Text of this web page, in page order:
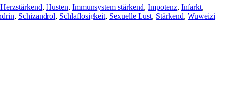
Herzstärkend, Husten, Immunsystem stärkend, Impotenz, Infarkt,
, Schizandrol, Schlaflosigkeit, Sexuelle Lust, Stärkend, Wuweizi